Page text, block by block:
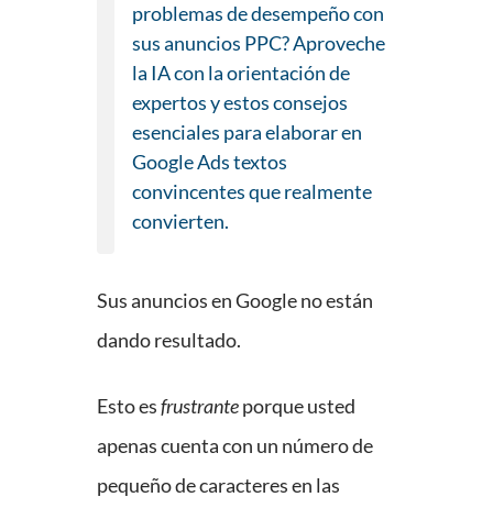
problemas de desempeño con
sus anuncios PPC? Aproveche
la IA con la orientación de
expertos y estos consejos
esenciales para elaborar en
Google Ads textos
convincentes que realmente
convierten.
Sus anuncios en Google no están
dando resultado.
Esto esfrustranteporque usted
apenas cuenta con un número de
pequeño de caracteres en las